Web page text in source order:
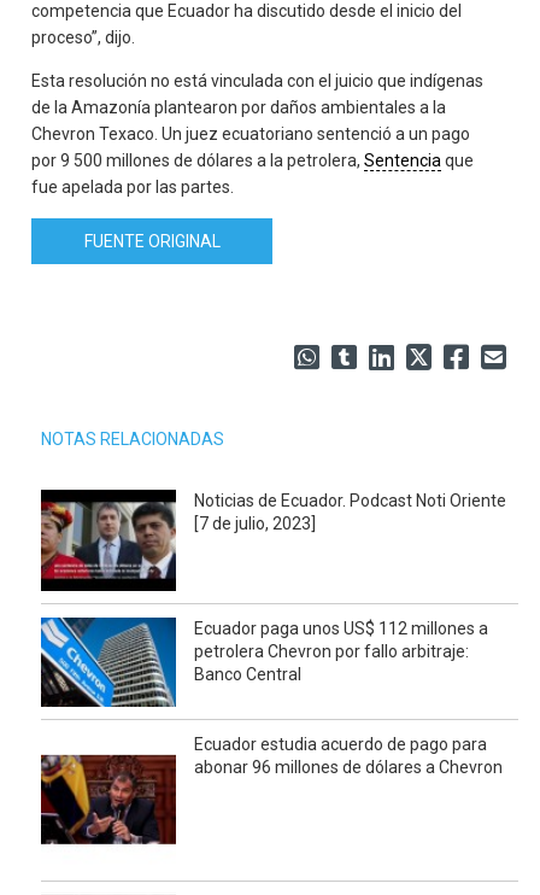
competencia que Ecuador ha discutido desde el inicio del
proceso”, dijo.
Esta resolución no está vinculada con el juicio que indígenas
de la Amazonía plantearon por daños ambientales a la
Chevron Texaco. Un juez ecuatoriano sentenció a un pago
por 9 500 millones de dólares a la petrolera,Sentencia que
fue apelada por las partes.
FUENTE ORIGINAL
NOTAS RELACIONADAS
Noticias de Ecuador. Podcast Noti Oriente
[7 de julio, 2023]
Ecuador paga unos US$ 112 millones a
petrolera Chevron por fallo arbitraje:
Banco Central
Ecuador estudia acuerdo de pago para
abonar 96 millones de dólares a Chevron